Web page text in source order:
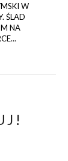
W
ŚLAD
NA